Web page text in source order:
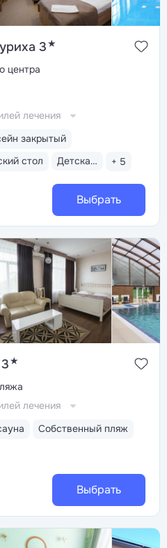
3★
центра
закрытый
стол Детская анимация + 5
лечения
Выбрать
★
Собственный пляж
лечения
Выбрать